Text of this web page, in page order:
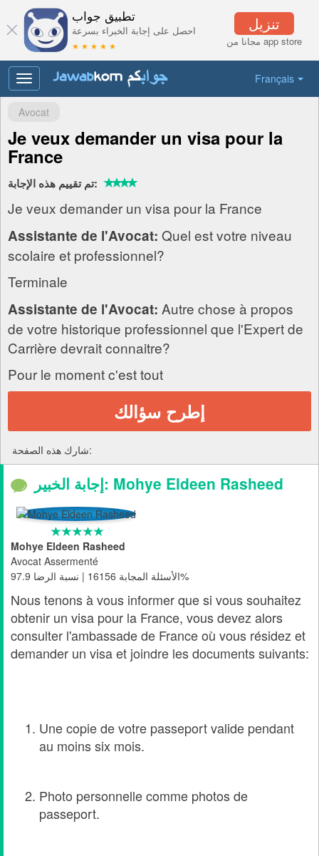
تنزيل
مجانا من app store
تطبيق جواب
احصل على إجابة الخبراء بسرعة
★ ★ ★ ★ ★
Français
Toggle
navigation
Avocat
Je veux demander un visa pour la
France
تم تقييم هذه الإجابة:
Je veux demander un visa pour la France
Assistante de l'Avocat: Quel est votre niveau
scolaire et professionnel?
Terminale
Assistante de l'Avocat: Autre chose à propos
de votre historique professionnel que l'Expert de
Carrière devrait connaitre?
Pour le moment c'est tout
إطرح سؤالك
شارك هذه الصفحة:
إجابة الخبير: Mohye Eldeen Rasheed
Mohye Eldeen Rasheed
Avocat Assermenté
الأسئلة المجابة 16156 | نسبة الرضا 97.9%
Nous tenons à vous informer que si vous souhaitez
obtenir un visa pour la France, vous devez alors
consulter l'ambassade de France où vous résidez et
demander un visa et joindre les documents suivants:
Une copie de votre passeport valide pendant
au moins six mois.
Photo personnelle comme photos de
passeport.